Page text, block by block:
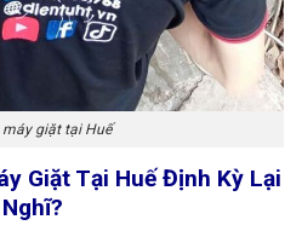
máy giặt tại Huế
Giặt Tại Huế Định Kỳ Lại